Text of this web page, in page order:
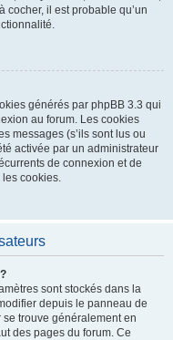
cocher, il est probable qu’un
générés par phpBB 3.3 qui
au forum. Les cookies
messages (s’ils sont lus ou
activée par un administrateur
de connexion et de
cookies.
sont stockés dans la
depuis le panneau de
trouve généralement en
des pages du forum. Ce